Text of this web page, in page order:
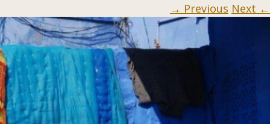
← Previous
Next →